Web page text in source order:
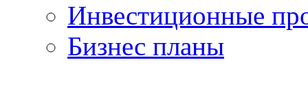
Инвестиционные
Бизнес планы